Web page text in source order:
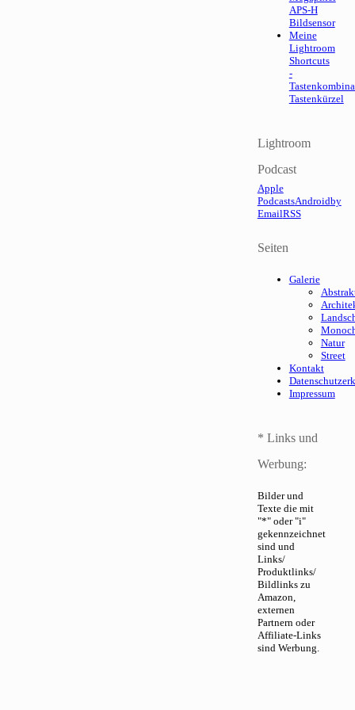
APS-H
Bildsensor
Meine
Lightroom
Shortcuts
-
Tastenkürzel
Lightroom
Podcast
Apple
PodcastsAndroidby
EmailRSS
Seiten
Galerie
Natur
Street
Kontakt
Impressum
* Links und
Werbung:
Bilder und
Texte die mit
"*" oder "i"
gekennzeichnet
sind und
Links/
Produktlinks/
Bildlinks zu
Amazon,
externen
Partnern oder
Affiliate-Links
sind Werbung.